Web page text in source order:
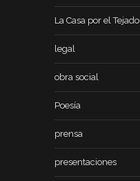
La Casa por el Tejado
legal
obra social
Poesía
prensa
presentaciones